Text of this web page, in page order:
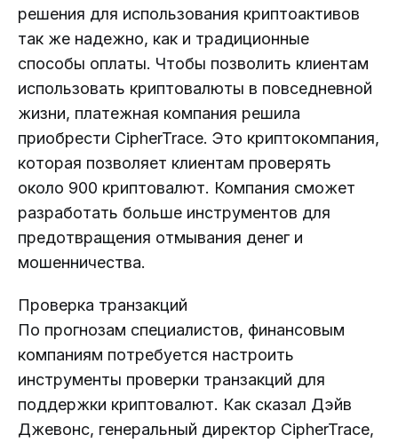
решения для использования криптоактивов
так же надежно, как и традиционные
способы оплаты. Чтобы позволить клиентам
использовать криптовалюты в повседневной
жизни, платежная компания решила
приобрести CipherTrace. Это криптокомпания,
которая позволяет клиентам проверять
около 900 криптовалют. Компания сможет
разработать больше инструментов для
предотвращения отмывания денег и
мошенничества.
Проверка транзакций
По прогнозам специалистов, финансовым
компаниям потребуется настроить
инструменты проверки транзакций для
поддержки криптовалют. Как сказал Дэйв
Джевонс, генеральный директор CipherTrace,